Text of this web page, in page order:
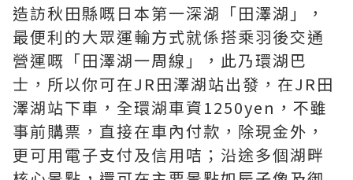
造訪秋田縣嘅日本第一深湖「田澤湖」，
最便利的大眾運輸方式就係搭乘羽後交通
營運嘅「田澤湖一周線」，此乃環湖巴
士，所以你可在JR田澤湖站出發，在JR田
澤湖站下車，全環湖車資1250yen，不雖
事前購票，直接在車內付款，除現金外，
更可用電子支付及信用咭；沿途多個湖畔